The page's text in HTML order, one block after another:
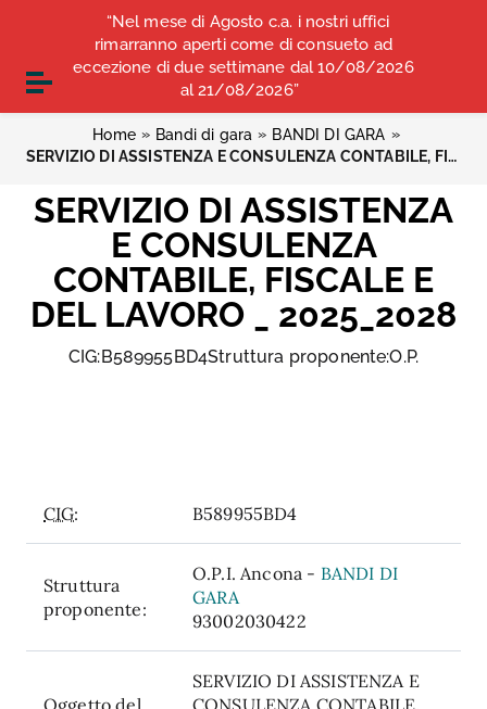
Vai ai contenuti
Vai al menu di navigazione
Vai al footer
COMUNICATI STAMPA ALBO OPI ANCONA
CONVENZIONI
Attiva / disattiva la navigazione
Home » Bandi di gara » BANDI DI GARA »
SERVIZIO DI ASSISTENZA E CONSULENZA CONTABILE, FISCALE E DEL LAVORO _ 2025_2028
SERVIZIO DI ASSISTENZA
E CONSULENZA
CONTABILE, FISCALE E
DEL LAVORO _ 2025_2028
CIG:B589955BD4Struttura proponente:O.P.
CIG: B589955BD4
Struttura
proponente:
O.P.I. Ancona - BANDI DI
GARA
93002030422
Oggetto del
SERVIZIO DI ASSISTENZA E
CONSULENZA CONTABILE,
“Nel mese di Agosto c.a. i nostri uffici
rimarranno aperti come di consueto ad
eccezione di due settimane dal 10/08/2026
al 21/08/2026”